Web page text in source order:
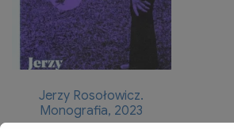
Jerzy Rosołowicz.
Monografia, 2023